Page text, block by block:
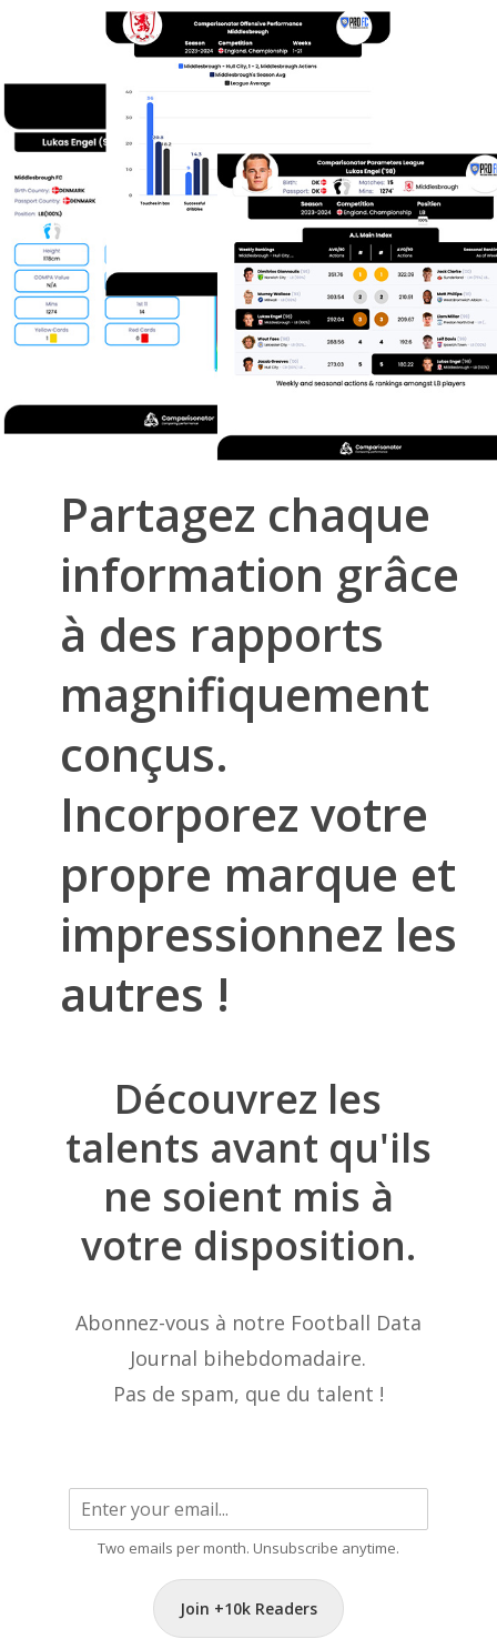
Partagez chaque
information grâce
à des rapports
magnifiquement
conçus.
Incorporez votre
propre marque et
impressionnez les
autres !
Découvrez les
talents avant qu'ils
ne soient mis à
votre disposition.
Abonnez-vous à notre Football Data
Journal bihebdomadaire.
Pas de spam, que du talent !
Two emails per month. Unsubscribe anytime.
Join +10k Readers